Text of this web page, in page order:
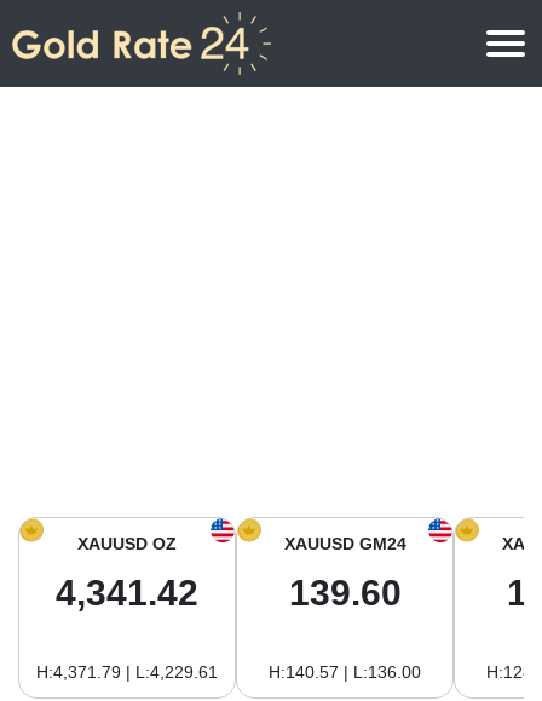
Precio del Oro hoy en América del sur
XAUUSD OZ
4,341.42
H:4,371.79 | L:4,229.61
XAUUSD GM24
139.60
H:140.57 | L:136.00